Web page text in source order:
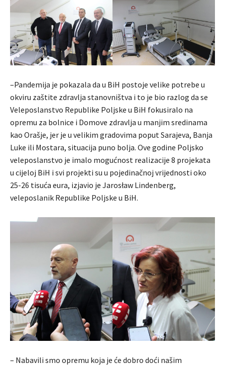
–Pandemija je pokazala da u BiH postoje velike potrebe u
okviru zaštite zdravlja stanovništva i to je bio razlog da se
Veleposlanstvo Republike Poljske u BiH fokusiralo na
opremu za bolnice i Domove zdravlja u manjim sredinama
kao Orašje, jer je u velikim gradovima poput Sarajeva, Banja
Luke ili Mostara, situacija puno bolja. Ove godine Poljsko
veleposlanstvo je imalo mogućnost realizacije 8 projekata
u cijeloj BiH i svi projekti su u pojedinačnoj vrijednosti oko
25-26 tisuća eura, izjavio je Jarosław Lindenberg,
veleposlanik Republike Poljske u BiH.
– Nabavili smo opremu koja je će dobro doći našim